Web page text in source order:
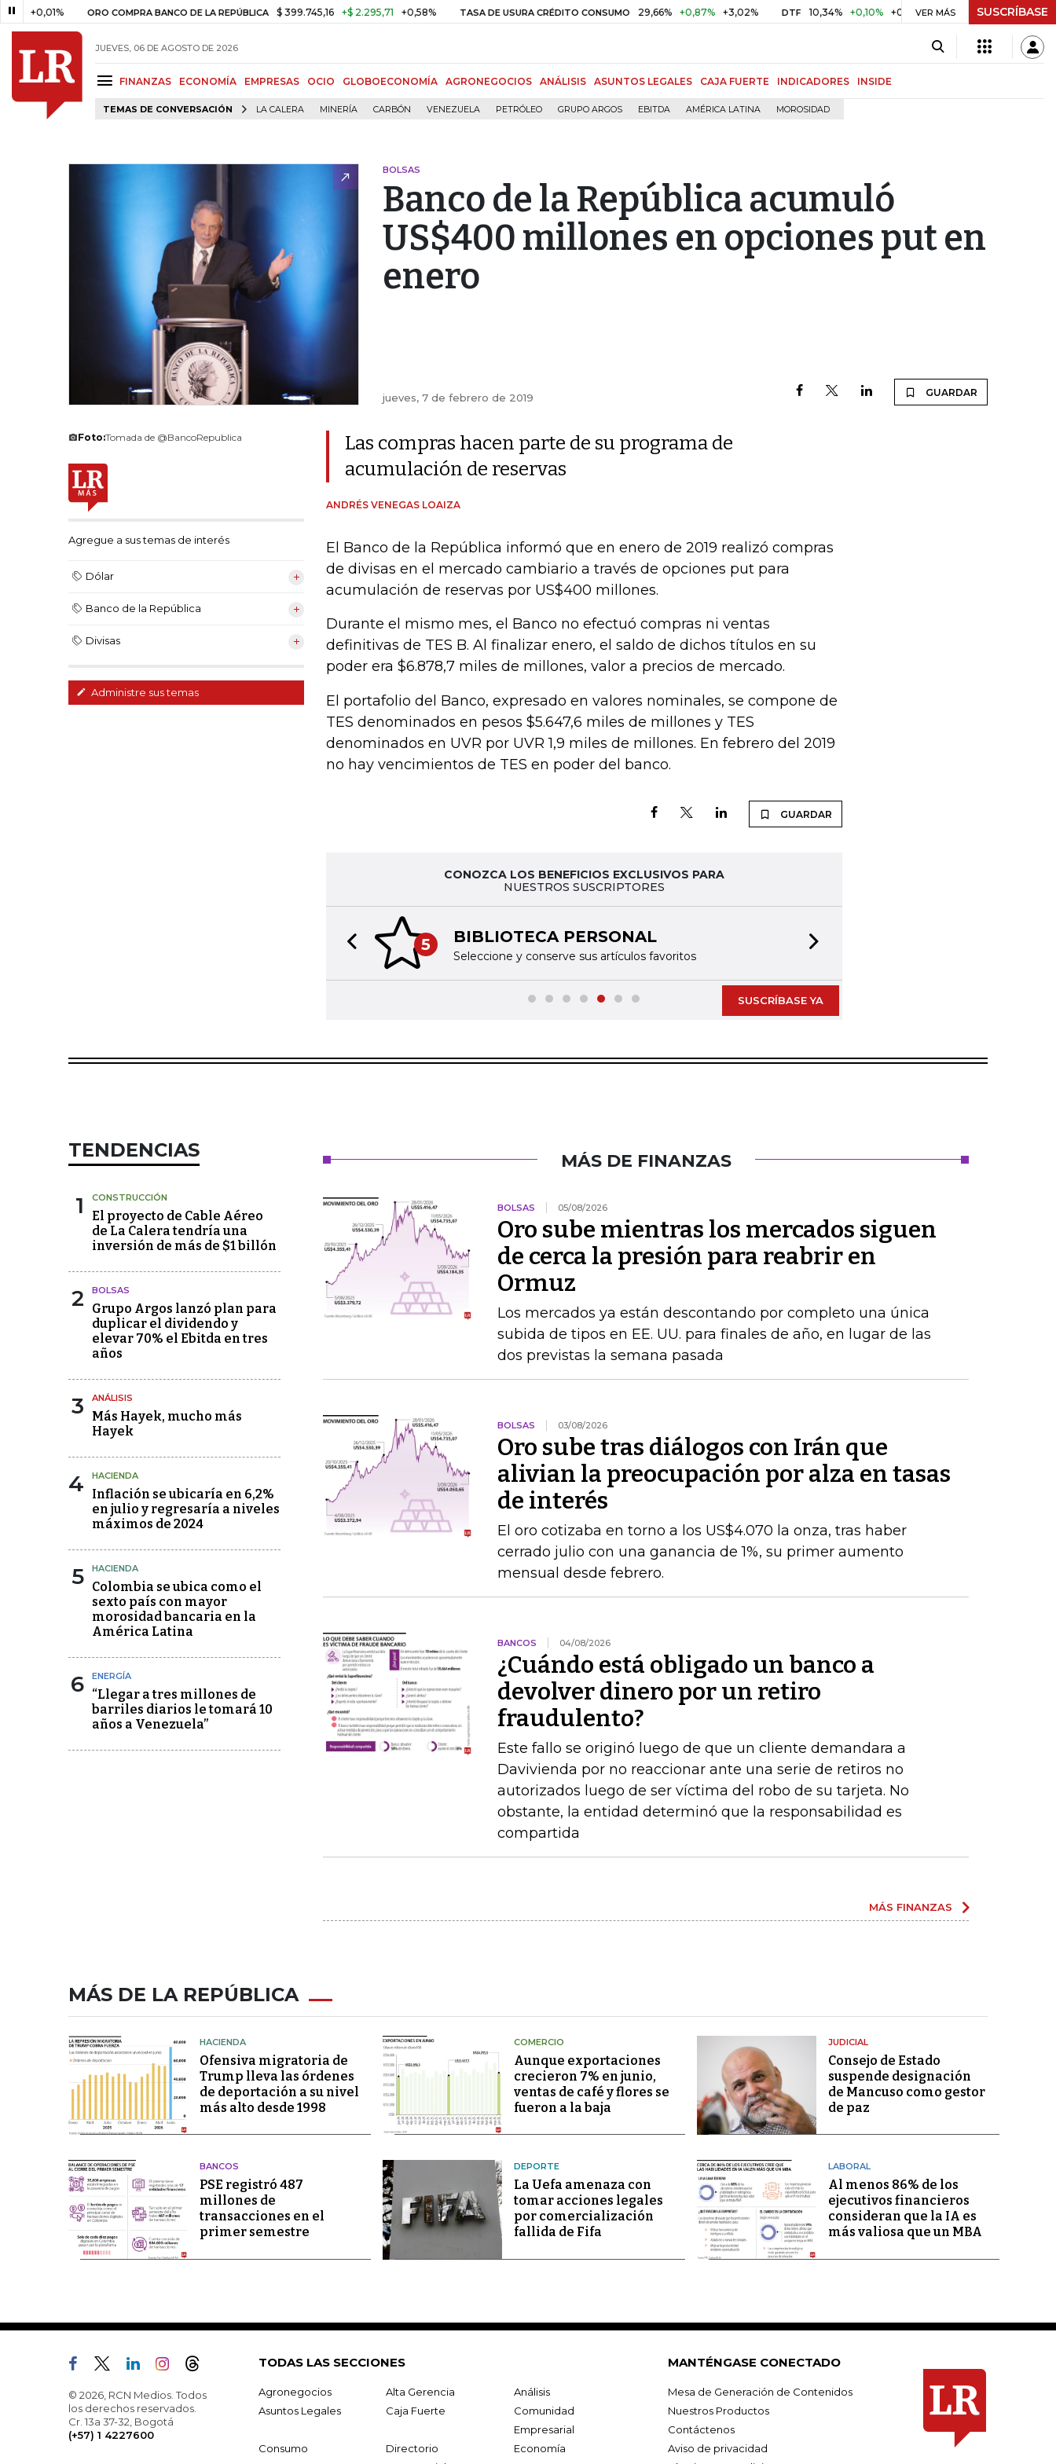
ORO COMPRA BANCO DE LA REPÚBLICA $ 399.745,16 +$ 2.295,71 +0,58% TASA DE USURA CRÉDITO CONSUMO 29,66% +0,87% +3,02% DTF 10,34% +0,10% +0,98% UVR $ 416,86 +$ 0,05
VER MÁS SUSCRÍBASE
JUEVES, 06 DE AGOSTO DE 2026
FINANZAS ECONOMÍA EMPRESAS OCIO GLOBOECONOMÍA AGRONEGOCIOS ANÁLISIS ASUNTOS LEGALES CAJA FUERTE INDICADORES INSIDE
TEMAS DE CONVERSACIÓN LA CALERA MINERÍA CARBÓN VENEZUELA PETRÓLEO GRUPO ARGOS EBITDA AMÉRICA LATINA MOROSIDAD
BOLSAS
Banco de la República acumuló
US$400 millones en opciones put en
enero
jueves, 7 de febrero de 2019 GUARDAR
Foto:Tomada de @BancoRepublica
Agregue a sus temas de interés
Dólar
Banco de la República
Divisas
Administre sus temas
Las compras hacen parte de su programa de
acumulación de reservas
ANDRÉS VENEGAS LOAIZA
El Banco de la República informó que en enero de 2019 realizó compras
de divisas en el mercado cambiario a través de opciones put para
acumulación de reservas por US$400 millones.
Durante el mismo mes, el Banco no efectuó compras ni ventas
definitivas de TES B. Al finalizar enero, el saldo de dichos títulos en su
poder era $6.878,7 miles de millones, valor a precios de mercado.
El portafolio del Banco, expresado en valores nominales, se compone de
TES denominados en pesos $5.647,6 miles de millones y TES
denominados en UVR por UVR 1,9 miles de millones. En febrero del 2019
no hay vencimientos de TES en poder del banco.
GUARDAR
CONOZCA LOS BENEFICIOS EXCLUSIVOS PARA
NUESTROS SUSCRIPTORES
5 BIBLIOTECA PERSONAL
Seleccione y conserve sus artículos favoritos
Previous slide
SUSCRÍBASE YA
TENDENCIAS
1 CONSTRUCCIÓN
El proyecto de Cable Aéreo
de La Calera tendría una
inversión de más de $1 billón
2 BOLSAS
Grupo Argos lanzó plan para
duplicar el dividendo y
elevar 70% el Ebitda en tres
años
3 ANÁLISIS
Más Hayek, mucho más
Hayek
4 HACIENDA
Inflación se ubicaría en 6,2%
en julio y regresaría a niveles
máximos de 2024
5 HACIENDA
Colombia se ubica como el
sexto país con mayor
morosidad bancaria en la
América Latina
6 ENERGÍA
“Llegar a tres millones de
barriles diarios le tomará 10
años a Venezuela”
MÁS DE FINANZAS
BOLSAS 05/08/2026
Oro sube mientras los mercados siguen
de cerca la presión para reabrir en
Ormuz
Los mercados ya están descontando por completo una única
subida de tipos en EE. UU. para finales de año, en lugar de las
dos previstas la semana pasada
BOLSAS 03/08/2026
Oro sube tras diálogos con Irán que
alivian la preocupación por alza en tasas
de interés
El oro cotizaba en torno a los US$4.070 la onza, tras haber
cerrado julio con una ganancia de 1%, su primer aumento
mensual desde febrero.
BANCOS 04/08/2026
¿Cuándo está obligado un banco a
devolver dinero por un retiro
fraudulento?
Este fallo se originó luego de que un cliente demandara a
Davivienda por no reaccionar ante una serie de retiros no
autorizados luego de ser víctima del robo de su tarjeta. No
obstante, la entidad determinó que la responsabilidad es
compartida
MÁS FINANZAS
MÁS DE LA REPÚBLICA
HACIENDA
Ofensiva migratoria de
Trump lleva las órdenes
de deportación a su nivel
más alto desde 1998
COMERCIO
Aunque exportaciones
crecieron 7% en junio,
ventas de café y flores se
fueron a la baja
JUDICIAL
Consejo de Estado
suspende designación
de Mancuso como gestor
de paz
BANCOS
PSE registró 487
millones de
transacciones en el
primer semestre
DEPORTE
La Uefa amenaza con
tomar acciones legales
por comercialización
fallida de Fifa
LABORAL
Al menos 86% de los
ejecutivos financieros
consideran que la IA es
más valiosa que un MBA
© 2026, RCN Medios. Todos
los derechos reservados.
Cr. 13a 37-32, Bogotá
(+57) 1 4227600
TODAS LAS SECCIONES
Agronegocios Alta Gerencia
Análisis
Asuntos Legales
Caja Fuerte
Comunidad
Empresarial
Consumo
Directorio
Economía
MANTÉNGASE CONECTADO
Mesa de Generación de Contenidos
Nuestros Productos
Contáctenos
Aviso de privacidad